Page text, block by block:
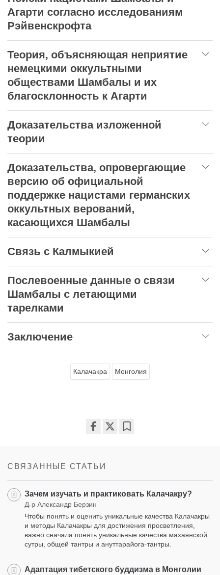
Агарти согласно исследованиям
Рэйвенскрофта
Теория, объясняющая неприятие
немецкими оккультными
обществами Шамбалы и их
благосклонность к Агарти
Доказательства изложенной
теории
Доказательства, опровергающие
версию об официальной
поддержке нацистами германских
оккультных верований,
касающихся Шамбалы
Связь с Калмыкией
Послевоенные данные о связи
Шамбалы с летающими
тарелками
Заключение
Калачакра Монголия
СВЯЗАННЫЕ СТАТЬИ
Зачем изучать и практиковать Калачакру?
Д-р Александр Берзин
Чтобы понять и оценить уникальные качества Калачакры
и методы Калачакры для достижения просветления,
важно сначала понять уникальные качества махаянской
сутры, общей тантры и ануттарайога-тантры.
Адаптация тибетского буддизма в Монголии